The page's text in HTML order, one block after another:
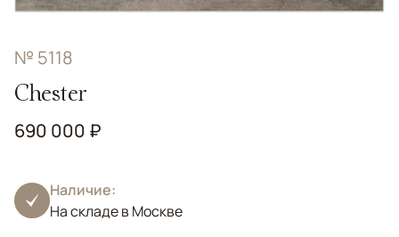
№ 5118
Chester
690 000 ₽
Наличие:
На складе в Москве